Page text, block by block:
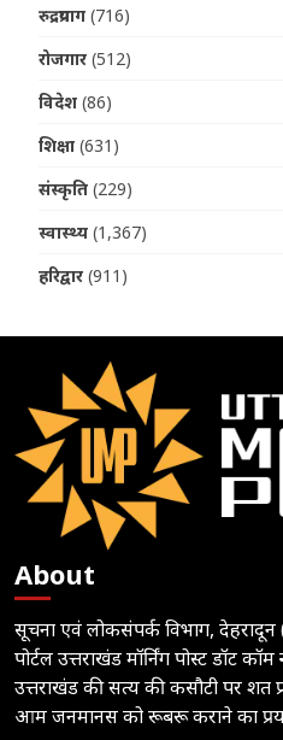
रुद्रप्रयाग (716)
रोजगार (512)
विदेश (86)
शिक्षा (631)
संस्कृति (229)
स्वास्थ्य (1,367)
हरिद्वार (911)
About
सूचना एवं लोकसंपर्क विभाग,
पोर्टल उत्तराखंड मॉर्निंग पोस्ट डॉट
उत्तराखंड की सत्य की कसौटी पर शत
आम जनमानस को रूबरू कराने का